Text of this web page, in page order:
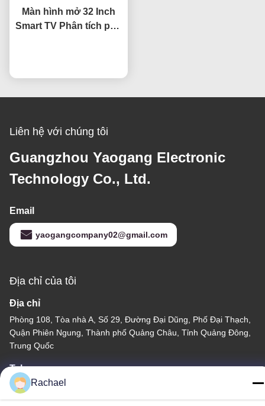
Màn hình mở 32 Inch
Smart TV Phân tích phụ
Liên hệ với chúng tôi
Guangzhou Yaogang Electronic
Technology Co., Ltd.
Email
yaogangcompany02@gmail.com
Địa chỉ của tôi
Địa chỉ
Phòng 108, Tòa nhà A, Số 29, Đường Đại Dũng, Phố Đại Thạch,
Quận Phiên Ngung, Thành phố Quảng Châu, Tỉnh Quảng Đông,
Trung Quốc
Tel
0086-15112103717
Rachael